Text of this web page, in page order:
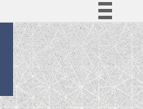
Simplifique!
Comunica BR
Participe
Acesso à informação